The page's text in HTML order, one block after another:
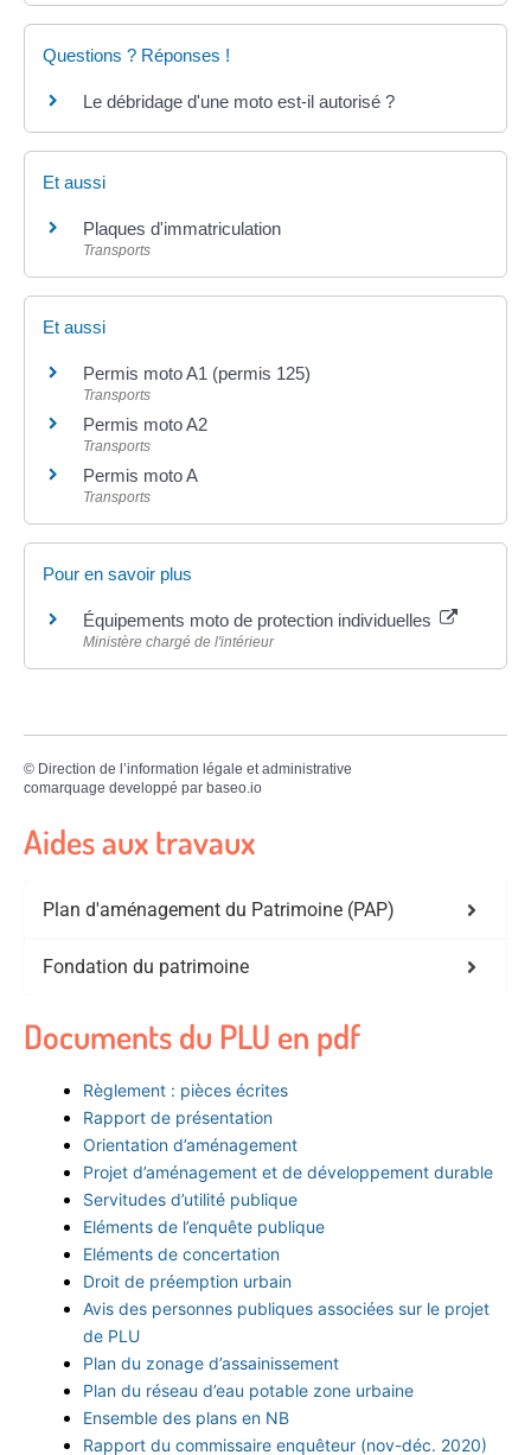
Questions ? Réponses !
Le débridage d'une moto est-il autorisé ?
Et aussi
Plaques d'immatriculation
Transports
Et aussi
Permis moto A1 (permis 125)
Transports
Permis moto A2
Transports
Permis moto A
Transports
Pour en savoir plus
Équipements moto de protection individuelles
Ministère chargé de l'intérieur
© Direction de l’information légale et administrative
comarquage developpé par baseo.io
Aides aux travaux
Plan d'aménagement du Patrimoine (PAP)
Fondation du patrimoine
Documents du PLU en pdf
Règlement : pièces écrites
Rapport de présentation
Orientation d’aménagement
Projet d’aménagement et de développement durable
Servitudes d’utilité publique
Eléments de l’enquête publique
Eléments de concertation
Droit de préemption urbain
Avis des personnes publiques associées sur le projet
de PLU
Plan du zonage d’assainissement
Plan du réseau d’eau potable zone urbaine
Ensemble des plans en NB
Rapport du commissaire enquêteur (nov-déc. 2020)